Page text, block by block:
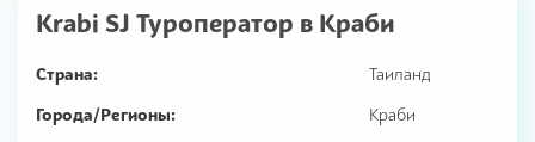
Krabi SJ Туроператор в Краби
Страна:
Таиланд
Города/Регионы:
Краби